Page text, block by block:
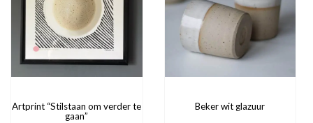
Artprint “Stilstaan om verder te
gaan”
Beker wit glazuur